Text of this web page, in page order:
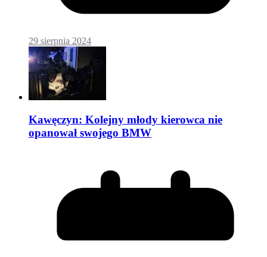
29 sierpnia 2024
Kawęczyn: Kolejny młody kierowca nie
opanował swojego BMW